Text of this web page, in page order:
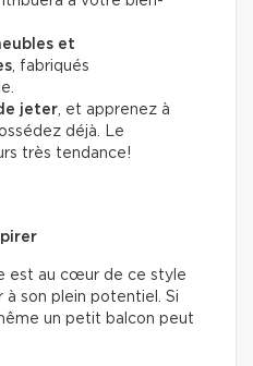
et
, fabriqués
jeter , et apprenez à
déjà. Le
très tendance!
est au cœur de ce style
son plein potentiel. Si
un petit balcon peut